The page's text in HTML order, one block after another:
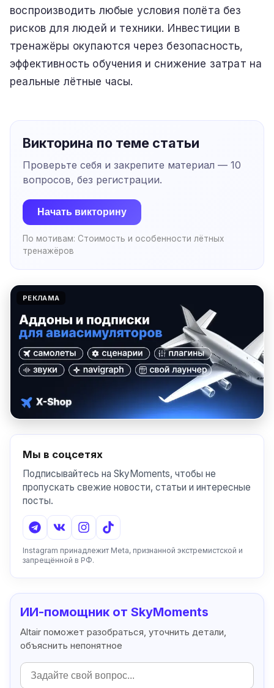
воспроизводить любые условия полёта без
рисков для людей и техники. Инвестиции в
тренажёры окупаются через безопасность,
эффективность обучения и снижение затрат на
реальные лётные часы.
Викторина по теме статьи
Проверьте себя и закрепите материал — 10
вопросов, без регистрации.
Начать викторину
По мотивам: Стоимость и особенности лётных
тренажёров
РЕКЛАМА
Мы в соцсетях
Подписывайтесь на SkyMoments, чтобы не
пропускать свежие новости, статьи и интересные
посты.
Instagram принадлежит Meta, признанной экстремистской и
запрещённой в РФ.
ИИ-помощник от SkyMoments
Altair поможет разобраться, уточнить детали,
объяснить непонятное